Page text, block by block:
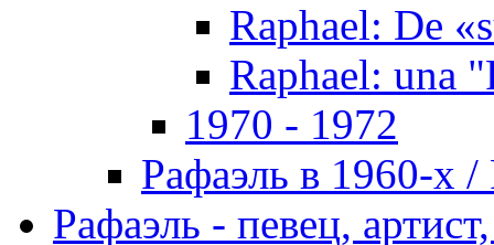
Raphael: De
Raphael: una
1970 - 1972
Рафаэль в 1960-х /
Рафаэль - певец,